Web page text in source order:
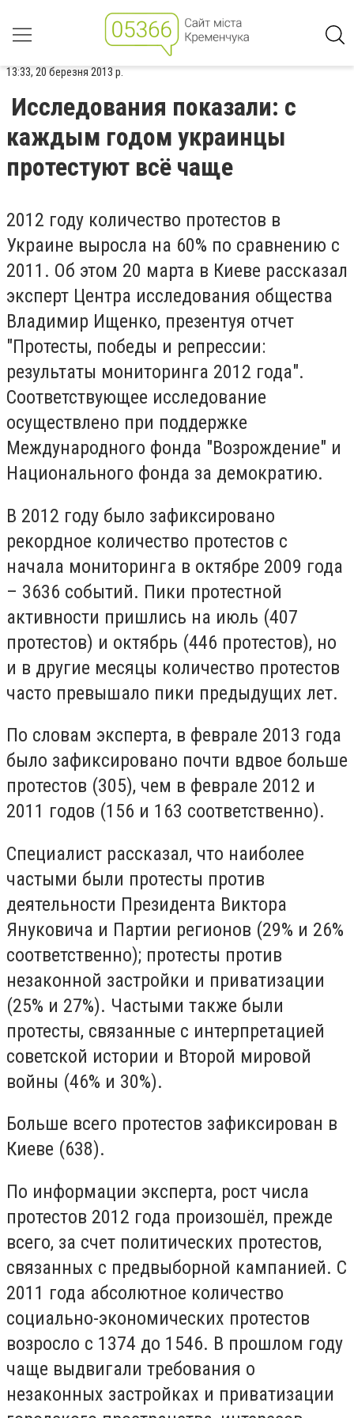
13:33, 20 березня 2013 р.
Исследования показали: с
каждым годом украинцы
протестуют всё чаще
2012 году количество протестов в
Украине выросла на 60% по сравнению с
2011. Об этом 20 марта в Киеве рассказал
эксперт Центра исследования общества
Владимир Ищенко, презентуя отчет
"Протесты, победы и репрессии:
результаты мониторинга 2012 года".
Соответствующее исследование
осуществлено при поддержке
Международного фонда "Возрождение" и
Национального фонда за демократию.
В 2012 году было зафиксировано
рекордное количество протестов с
начала мониторинга в октябре 2009 года
– 3636 событий. Пики протестной
активности пришлись на июль (407
протестов) и октябрь (446 протестов), но
и в другие месяцы количество протестов
часто превышало пики предыдущих лет.
По словам эксперта, в феврале 2013 года
было зафиксировано почти вдвое больше
протестов (305), чем в феврале 2012 и
2011 годов (156 и 163 соответственно).
Специалист рассказал, что наиболее
частыми были протесты против
деятельности Президента Виктора
Януковича и Партии регионов (29% и 26%
соответственно); протесты против
незаконной застройки и приватизации
(25% и 27%). Частыми также были
протесты, связанные с интерпретацией
советской истории и Второй мировой
войны (46% и 30%).
Больше всего протестов зафиксирован в
Киеве (638).
По информации эксперта, рост числа
протестов 2012 года произошёл, прежде
всего, за счет политических протестов,
связанных с предвыборной кампанией. С
2011 года абсолютное количество
социально-экономических протестов
возросло с 1374 до 1546. В прошлом году
чаще выдвигали требования о
незаконных застройках и приватизации